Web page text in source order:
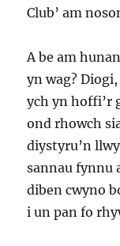
Club’ am
A be am
yn wag?
ych yn hoffi’r
ond rhowch
diystyru’n
sannau fynnu
diben cwyno
i un pan fo